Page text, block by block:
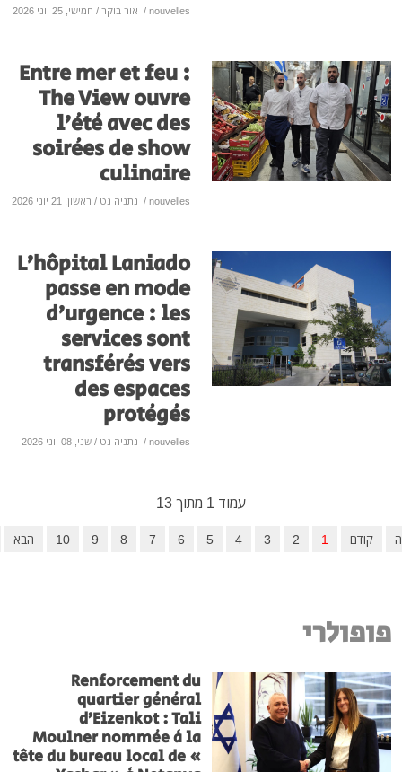
nouvelles
/אור בוקר / חמישי, 25 יוני 2026
Entre mer et feu :
The View ouvre
l’été avec des
soirées de show
culinaire
nouvelles
/נתניה נט / ראשון, 21 יוני 2026
L’hôpital Laniado
passe en mode
d’urgence : les
services sont
transférés vers
des espaces
protégés
nouvelles
/נתניה נט / שני, 08 יוני 2026
1
10 הבא סיום
Renforcement du
quartier général
d’Eizenkot : Tali
Moulner nommée à la
tête du bureau local de «